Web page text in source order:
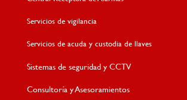
Central Receptora de Alarmas
Servicios de vigilancia
Servicios de acuda y custodia de llaves
Sistemas de seguridad y CCTV